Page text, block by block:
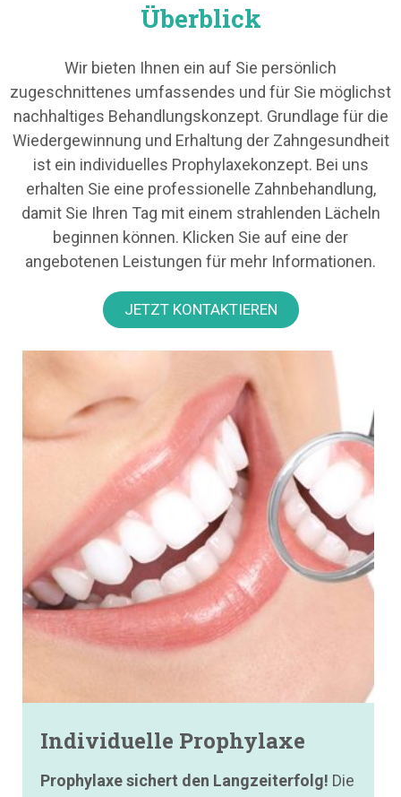
Überblick
Wir bieten Ihnen ein auf Sie persönlich
zugeschnittenes umfassendes und für Sie möglichst
nachhaltiges Behandlungskonzept. Grundlage für die
Wiedergewinnung und Erhaltung der Zahngesundheit
ist ein individuelles Prophylaxekonzept. Bei uns
erhalten Sie eine professionelle Zahnbehandlung,
damit Sie Ihren Tag mit einem strahlenden Lächeln
beginnen können. Klicken Sie auf eine der
angebotenen Leistungen für mehr Informationen.
JETZT KONTAKTIEREN
Individuelle Prophylaxe
Prophylaxe sichert den Langzeiterfolg! Die